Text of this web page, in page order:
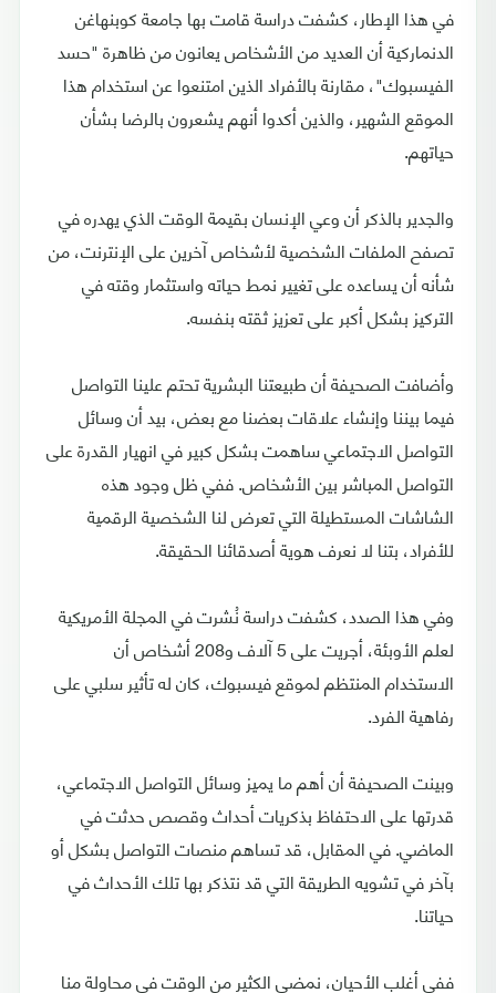
في هذا الإطار، كشفت دراسة قامت بها جامعة كوبنهاغن
الدنماركية أن العديد من الأشخاص يعانون من ظاهرة "حسد
الفيسبوك"، مقارنة بالأفراد الذين امتنعوا عن استخدام هذا
الموقع الشهير، والذين أكدوا أنهم يشعرون بالرضا بشأن
حياتهم.
والجدير بالذكر أن وعي الإنسان بقيمة الوقت الذي يهدره في
تصفح الملفات الشخصية لأشخاص آخرين على الإنترنت، من
شأنه أن يساعده على تغيير نمط حياته واستثمار وقته في
التركيز بشكل أكبر على تعزيز ثقته بنفسه.
وأضافت الصحيفة أن طبيعتنا البشرية تحتم علينا التواصل
فيما بيننا وإنشاء علاقات بعضنا مع بعض، بيد أن وسائل
التواصل الاجتماعي ساهمت بشكل كبير في انهيار القدرة على
التواصل المباشر بين الأشخاص. ففي ظل وجود هذه
الشاشات المستطيلة التي تعرض لنا الشخصية الرقمية
للأفراد، بتنا لا نعرف هوية أصدقائنا الحقيقة.
وفي هذا الصدد، كشفت دراسة نُشرت في المجلة الأمريكية
لعلم الأوبئة، أجريت على 5 آلاف و208 أشخاص أن
الاستخدام المنتظم لموقع فيسبوك، كان له تأثير سلبي على
رفاهية الفرد.
وبينت الصحيفة أن أهم ما يميز وسائل التواصل الاجتماعي،
قدرتها على الاحتفاظ بذكريات أحداث وقصص حدثت في
الماضي. في المقابل، قد تساهم منصات التواصل بشكل أو
بآخر في تشويه الطريقة التي قد نتذكر بها تلك الأحداث في
حياتنا.
ففي أغلب الأحيان، نمضي الكثير من الوقت في محاولة منا